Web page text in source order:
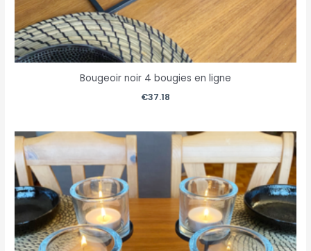
Bougeoir noir 4 bougies en ligne
€37.18